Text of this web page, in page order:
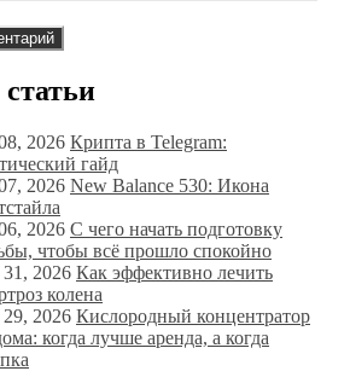
2026 Крипта в Telegram:
гайд
2026 New Balance 530: Икона
2026 С чего начать подготовку
чтобы всё прошло спокойно
2026 Как эффективно лечить
колена
2026 Кислородный концентратор
когда лучше аренда, а когда